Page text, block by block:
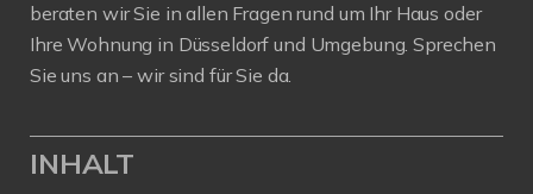
beraten wir Sie in allen Fragen rund um Ihr Haus oder
Ihre Wohnung in Düsseldorf und Umgebung. Sprechen
Sie uns an – wir sind für Sie da.
INHALT